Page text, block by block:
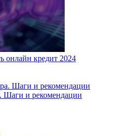
онлайн кредит 2024
Шаги и рекомендации